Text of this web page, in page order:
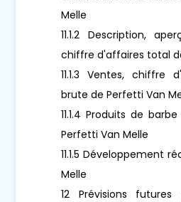
Melle
11.1.2 Description,
chiffre d'affaires total
11.1.3 Ventes, chiffre
brute de Perfetti Van
11.1.4 Produits de
Perfetti Van Melle
11.1.5 Développement
Melle
12 Prévisions